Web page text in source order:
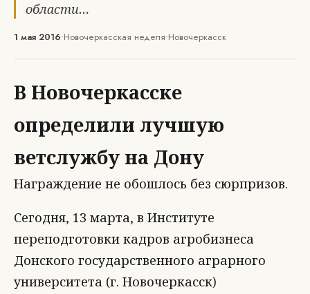
области…
1 мая 2016•Новочеркасская неделя•Новочеркасск
В Новочеркасске
определили лучшую
ветслужбу на Дону
Награждение не обошлось без сюрпризов.
Сегодня, 13 марта, в Институте
переподготовки кадров агробизнеса
Донского государственного аграрного
университета (г. Новочеркасск)